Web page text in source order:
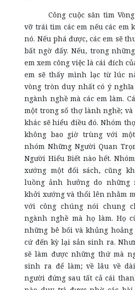
Công cuộc săn tìm
vỡ trái tim các em nếu các em
nó. Nếu phá được, các em sẽ
bất ngờ đấy. Nếu, trong
em xem công việc là cái đích
em sẽ thấy mình lạc từ lúc
vòng tròn duy nhất có ý
ngành nghề mà các em làm.
một trong số thợ lành nghề;
khác sẽ hiểu điều đó. Nhóm
không bao giờ trùng với
nhóm Những Người Quan
Người Hiểu Biết nào hết.
xướng một đối sách, cũng
luồng ảnh hưởng do những
khởi xướng và thổi lên nhằm
với công chúng nói chung
ngành nghề mà họ làm. Họ
những bê bối và khủng hoảng
cứ đến kỳ lại sản sinh ra.
sẽ làm được những thứ mà
sinh ra để làm; về lâu về
người đứng sau tất cả cái